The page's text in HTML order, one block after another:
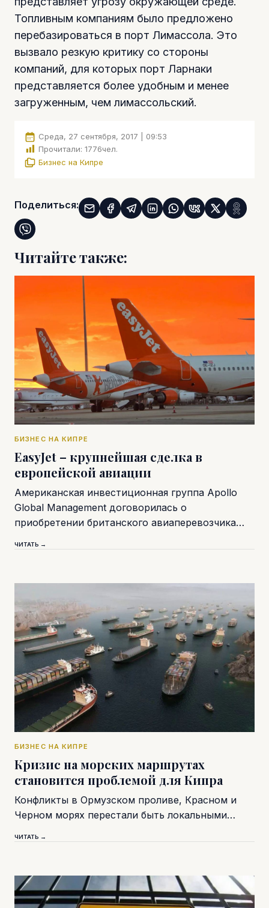
Топливным компаниям было предложено
перебазироваться в порт Лимассола. Это
вызвало резкую критику со стороны
компаний, для которых порт Ларнаки
представляется более удобным и менее
загруженным, чем лимассольский.
Среда, 27 сентября, 2017 | 09:53
Прочитали: 1776чел.
Бизнес на Кипре
Поделиться:
Читайте также:
БИЗНЕС НА КИПРЕ
EasyJet – крупнейшая сделка в
европейской авиации
Американская инвестиционная группа Apollo
Global Management договорилась о
приобретении британского авиаперевозчика…
ЧИТАТЬ →
БИЗНЕС НА КИПРЕ
Кризис на морских маршрутах
становится проблемой для Кипра
Конфликты в Ормузском проливе, Красном и
Черном морях перестали быть локальными…
ЧИТАТЬ →